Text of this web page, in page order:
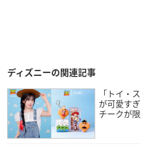
ディズニーの関連記事
「トイ・
が可愛す
チークが